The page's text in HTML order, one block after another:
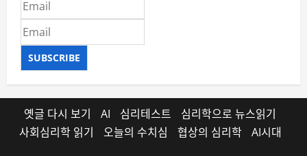
SUBSCRIBE
옛글 다시 보기 AI 심리테스트
심리학으로 뉴스읽기
사회심리학 읽기
오늘의 수치심 협상의 심리학 AI시대